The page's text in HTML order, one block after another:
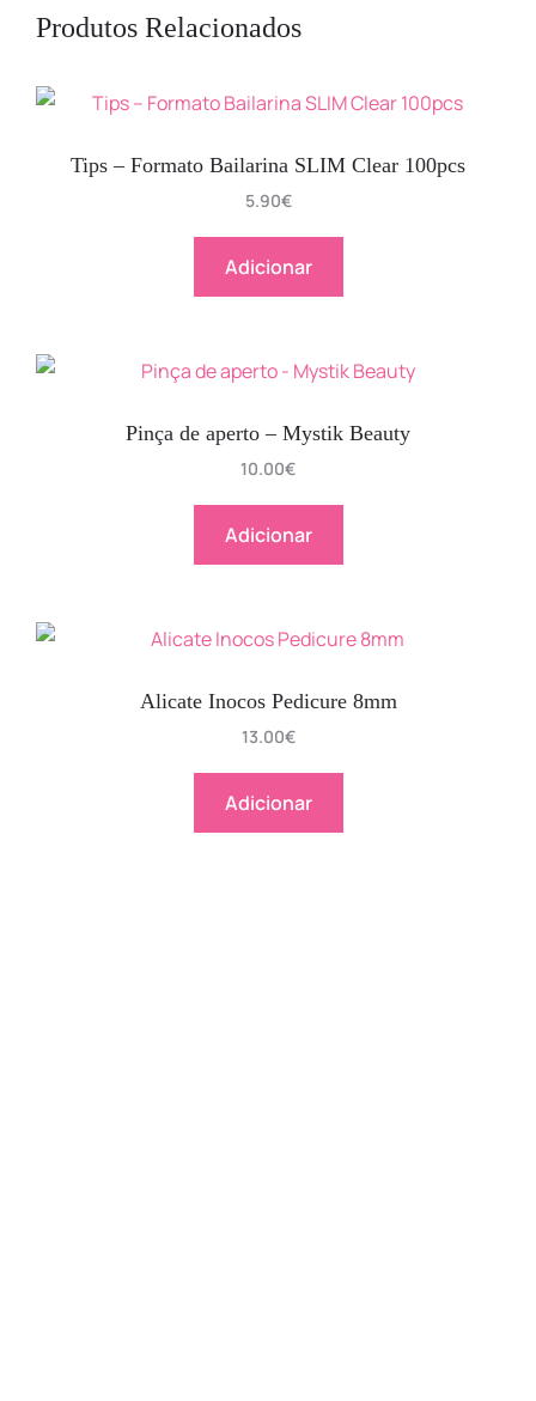
Produtos Relacionados
Tips – Formato Bailarina SLIM Clear 100pcs
5.90€
Adicionar
Pinça de aperto – Mystik Beauty
10.00€
Adicionar
Alicate Inocos Pedicure 8mm
13.00€
Adicionar